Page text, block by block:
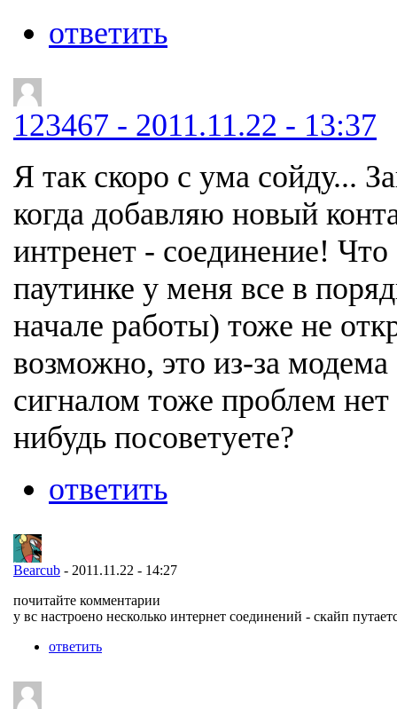
ответить
123467 - 2011.11.22 - 13:37
Я так скоро с ума сойду...
когда добавляю новый
интренет - соединение!
паутинке у меня все в
начале работы) тоже не
возможно, это из-за
сигналом тоже проблем
нибудь посоветуете?
ответить
Bearcub - 2011.11.22 - 14:27
почитайте комментарии
у вс настроено несколько интернет соединений - скайп
ответить